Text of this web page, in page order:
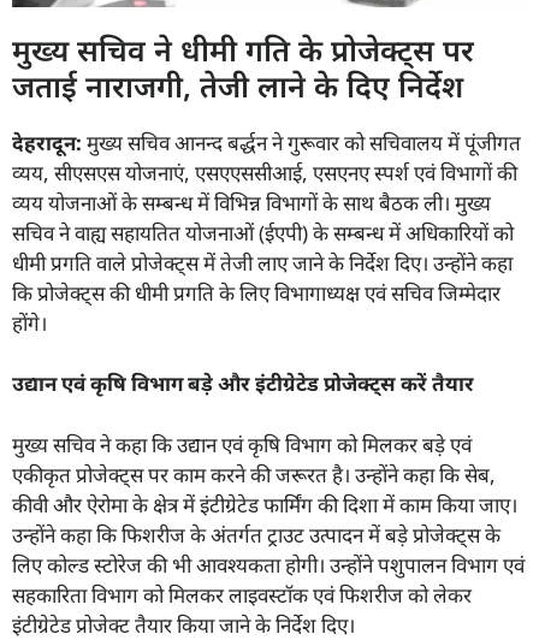
मुख्य सचिव ने धीमी गति के प्रोजेक्ट्स पर
जताई नाराजगी, तेजी लाने के दिए निर्देश
देहरादून: मुख्य सचिव आनन्द बर्द्धन ने गुरूवार को सचिवालय में पूंजीगत
व्यय, सीएसएस योजनाएं, एसएएससीआई, एसएनए स्पर्श एवं विभागों की
व्यय योजनाओं के सम्बन्ध में विभिन्न विभागों के साथ बैठक ली। मुख्य
सचिव ने वाह्य सहायतित योजनाओं (ईएपी) के सम्बन्ध में अधिकारियों को
धीमी प्रगति वाले प्रोजेक्ट्स में तेजी लाए जाने के निर्देश दिए। उन्होंने कहा
कि प्रोजेक्ट्स की धीमी प्रगति के लिए विभागाध्यक्ष एवं सचिव जिम्मेदार
होंगे।
उद्यान एवं कृषि विभाग बड़े और इंटीग्रेटेड प्रोजेक्ट्स करें तैयार
मुख्य सचिव ने कहा कि उद्यान एवं कृषि विभाग को मिलकर बड़े एवं
एकीकृत प्रोजेक्ट्स पर काम करने की जरूरत है। उन्होंने कहा कि सेब,
कीवी और ऐरोमा के क्षेत्र में इंटीग्रेटेड फार्मिंग की दिशा में काम किया जाए।
उन्होंने कहा कि फिशरीज के अंतर्गत ट्राउट उत्पादन में बड़े प्रोजेक्ट्स के
लिए कोल्ड स्टोरेज की भी आवश्यकता होगी। उन्होंने पशुपालन विभाग एवं
सहकारिता विभाग को मिलकर लाइवस्टॉक एवं फिशरीज को लेकर
इंटीग्रेटेड प्रोजेक्ट तैयार किया जाने के निर्देश दिए।